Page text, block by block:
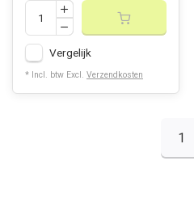
Vergelijk
* Incl. btw Excl. Verzendkosten
1